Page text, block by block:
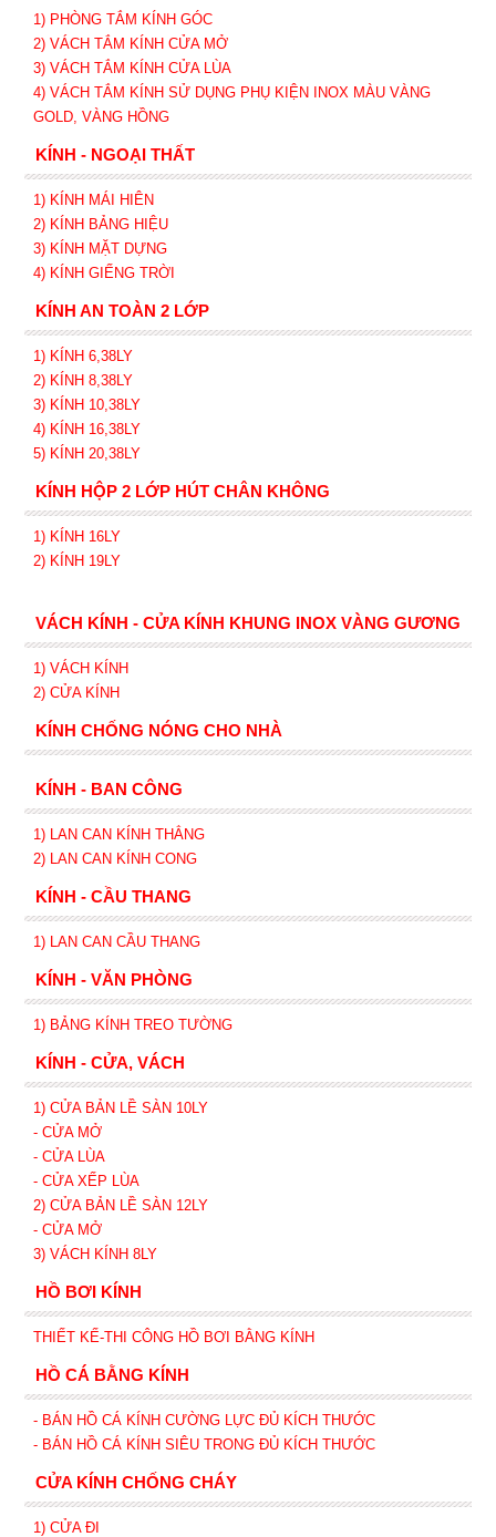
1) PHÒNG TẮM KÍNH GÓC
2) VÁCH TẮM KÍNH CỬA MỞ
3) VÁCH TẮM KÍNH CỬA LÙA
4) VÁCH TẮM KÍNH SỬ DỤNG PHỤ KIỆN INOX MÀU VÀNG
GOLD, VÀNG HỒNG
KÍNH - NGOẠI THẤT
1) KÍNH MÁI HIÊN
2) KÍNH BẢNG HIỆU
3) KÍNH MẶT DỰNG
4) KÍNH GIẾNG TRỜI
KÍNH AN TOÀN 2 LỚP
1) KÍNH 6,38LY
2) KÍNH 8,38LY
3) KÍNH 10,38LY
4) KÍNH 16,38LY
5) KÍNH 20,38LY
KÍNH HỘP 2 LỚP HÚT CHÂN KHÔNG
1) KÍNH 16LY
2) KÍNH 19LY
VÁCH KÍNH - CỬA KÍNH KHUNG INOX VÀNG GƯƠNG
1) VÁCH KÍNH
2) CỬA KÍNH
KÍNH CHỐNG NÓNG CHO NHÀ
KÍNH - BAN CÔNG
1) LAN CAN KÍNHTHẲNG
2) LAN CAN KÍNHCONG
KÍNH - CẦU THANG
1) LAN CAN CẦU THANG
KÍNH - VĂN PHÒNG
1) BẢNG KÍNH TREO TƯỜNG
KÍNH - CỬA, VÁCH
1) CỬA BẢN LỀ SÀN 10LY
- CỬA MỞ
- CỬA LÙA
- CỬA XẾP LÙA
2) CỬA BẢN LỀ SÀN 12LY
- CỬA MỞ
3) VÁCH KÍNH 8LY
HỒ BƠI KÍNH
THIẾT KẾ-THI CÔNG HỒ BƠI BẰNG KÍNH
HỒ CÁ BẰNG KÍNH
- BÁN HỒ CÁ KÍNH CƯỜNG LỰC ĐỦ KÍCH THƯỚC
- BÁN HỒ CÁ KÍNH SIÊU TRONG ĐỦ KÍCH THƯỚC
CỬA KÍNH CHỐNG CHÁY
1) CỬA ĐI